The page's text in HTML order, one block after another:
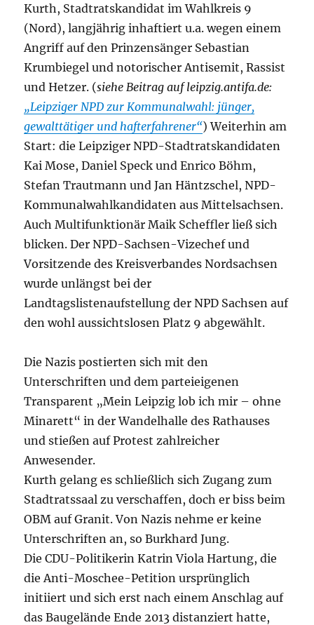
Kurth, Stadtratskandidat im Wahlkreis 9
(Nord), langjährig inhaftiert u.a. wegen einem
Angriff auf den Prinzensänger Sebastian
Krumbiegel und notorischer Antisemit, Rassist
und Hetzer. (siehe Beitrag auf leipzig.antifa.de:
„Leipziger NPD zur Kommunalwahl: jünger,
gewalttätiger und hafterfahrener“) Weiterhin am
Start: die Leipziger NPD-Stadtratskandidaten
Kai Mose, Daniel Speck und Enrico Böhm,
Stefan Trautmann und Jan Häntzschel, NPD-
Kommunalwahlkandidaten aus Mittelsachsen.
Auch Multifunktionär Maik Scheffler ließ sich
blicken. Der NPD-Sachsen-Vizechef und
Vorsitzende des Kreisverbandes Nordsachsen
wurde unlängst bei der
Landtagslistenaufstellung der NPD Sachsen auf
den wohl aussichtslosen Platz 9 abgewählt.
Die Nazis postierten sich mit den
Unterschriften und dem parteieigenen
Transparent „Mein Leipzig lob ich mir – ohne
Minarett“ in der Wandelhalle des Rathauses
und stießen auf Protest zahlreicher
Anwesender.
Kurth gelang es schließlich sich Zugang zum
Stadtratssaal zu verschaffen, doch er biss beim
OBM auf Granit. Von Nazis nehme er keine
Unterschriften an, so Burkhard Jung.
Die CDU-Politikerin Katrin Viola Hartung, die
die Anti-Moschee-Petition ursprünglich
initiiert und sich erst nach einem Anschlag auf
das Baugelände Ende 2013 distanziert hatte,